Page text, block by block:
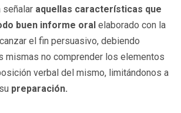
señalar aquellas características que
buen informe oral elaborado con la
el fin persuasivo, debiendo
mismas no comprender los elementos
verbal del mismo, limitándonos a
preparación.